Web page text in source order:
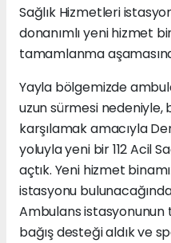
Sağlık Hizmetleri
donanımlı yeni hizmet
tamamlanma
Yayla bölgemizde
uzun sürmesi nedeniyle,
karşılamak amacıyla
yoluyla yeni bir 112 Acil
açtık. Yeni hizmet
istasyonu
Ambulans istasyonunun
bağış desteği aldık ve